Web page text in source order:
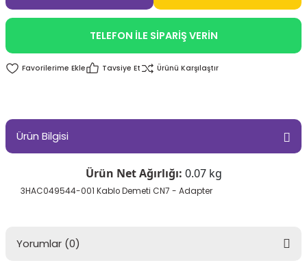
TELEFON İLE SİPARİŞ VERİN
Tavsiye Et Ürünü Karşılaştır
Ürün Bilgisi
Ürün Net Ağırlığı: 0.07 kg
3HAC049544-001 Kablo Demeti CN7 - Adapter
Yorumlar (0)